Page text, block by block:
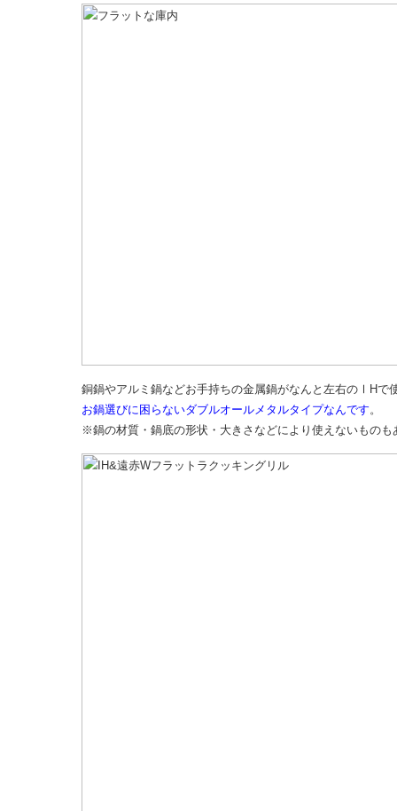
銅鍋やアルミ鍋などお手持ちの金属鍋がなんと左右のⅠHで
お鍋選びに困らないダブルオールメタルタイプなんです。
※鍋の材質・鍋底の形状・大きさなどにより使えないものも